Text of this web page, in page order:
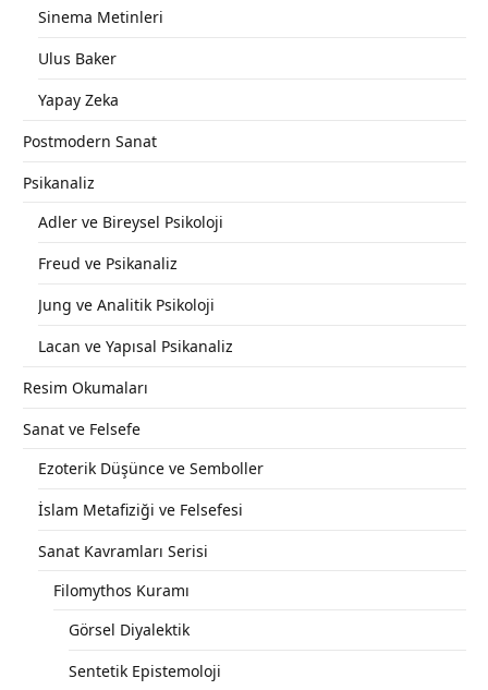
Sinema Metinleri
Ulus Baker
Yapay Zeka
Postmodern Sanat
Psikanaliz
Adler ve Bireysel Psikoloji
Freud ve Psikanaliz
Jung ve Analitik Psikoloji
Lacan ve Yapısal Psikanaliz
Resim Okumaları
Sanat ve Felsefe
Ezoterik Düşünce ve Semboller
İslam Metafiziği ve Felsefesi
Sanat Kavramları Serisi
Filomythos Kuramı
Görsel Diyalektik
Sentetik Epistemoloji